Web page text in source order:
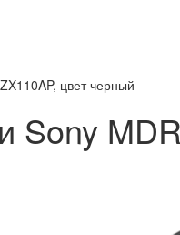
цвет черный
Sony